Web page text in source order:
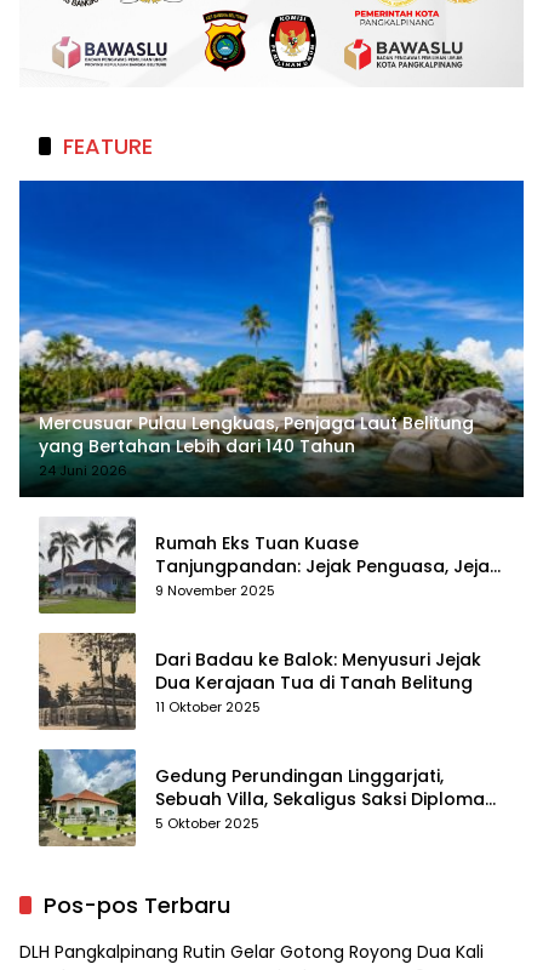
FEATURE
Mercusuar Pulau Lengkuas, Penjaga Laut Belitung
yang Bertahan Lebih dari 140 Tahun
24 Juni 2026
Rumah Eks Tuan Kuase
Tanjungpandan: Jejak Penguasa, Jejak
Kenangan
9 November 2025
Dari Badau ke Balok: Menyusuri Jejak
Dua Kerajaan Tua di Tanah Belitung
11 Oktober 2025
Gedung Perundingan Linggarjati,
Sebuah Villa, Sekaligus Saksi Diplomasi
yang Mengubah Arah Bangsa
5 Oktober 2025
Pos-pos Terbaru
DLH Pangkalpinang Rutin Gelar Gotong Royong Dua Kali